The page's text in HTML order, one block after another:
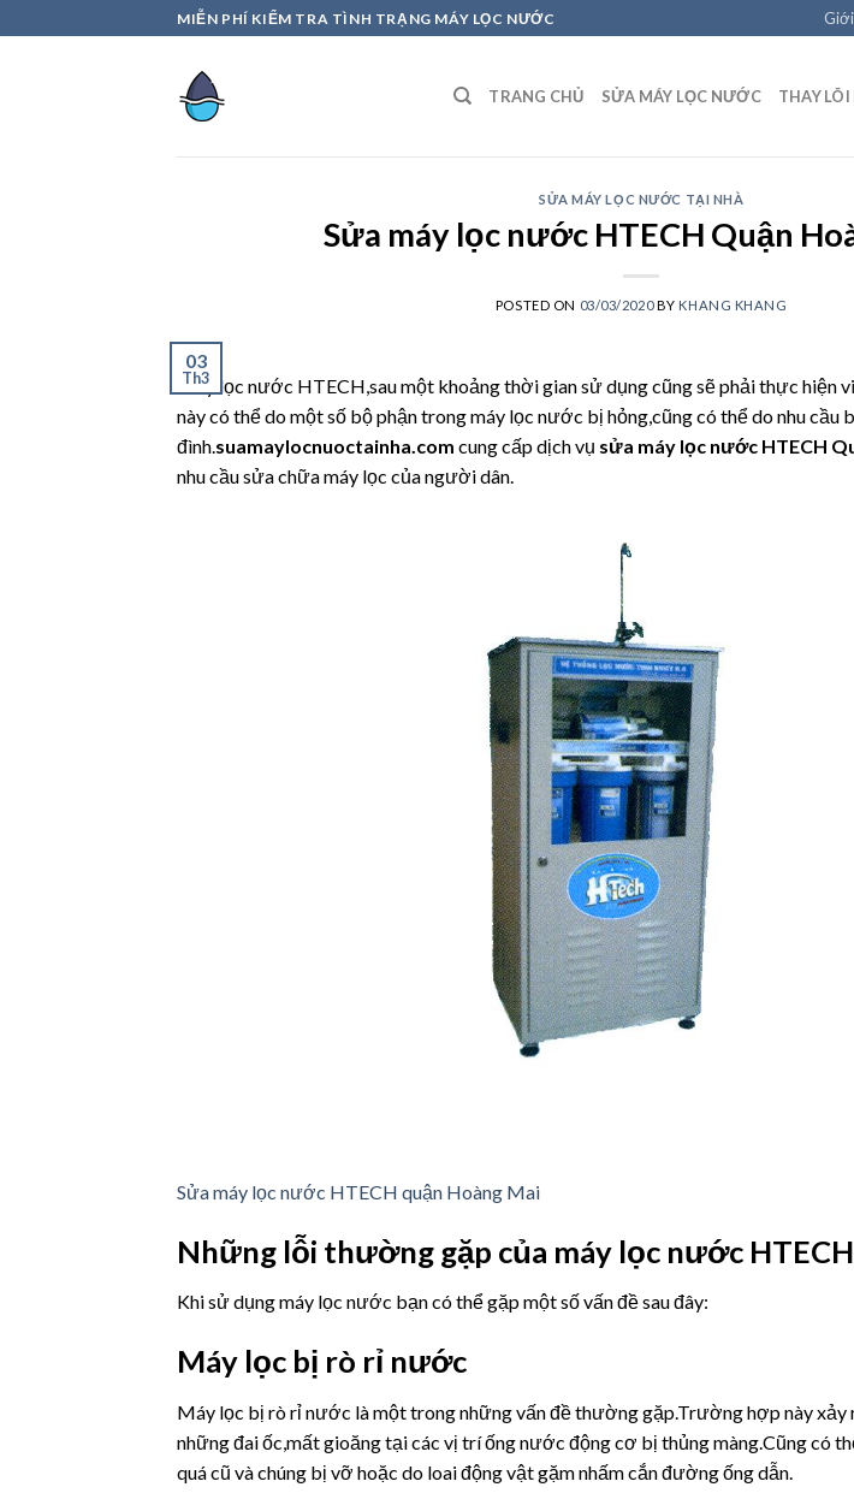
to
MIỄN PHÍ KIỂM TRA TÌNH TRẠNG MÁY LỌC NƯỚC
TRANG CHỦ SỬA MÁY LỌC NƯỚC THAY
SỬA MÁY LỌC NƯỚC TẠI NHÀ
Sửa máy lọc nước HTECH Quận
POSTED ON 03/03/2020BY KHANG KHANG
03
Th3
Máy lọc nước HTECH,sau một khoảng thời gian sử dụng cũng sẽ phải thực hiện
này có thể do một số bộ phận trong máy lọc nước bị hỏng,cũng có thể do nhu cầu
đình. suamaylocnuoctainha.com cung cấp dịch vụ sửa máy lọc nước HTECH
nhu cầu sửa chữa máy lọc của người dân.
Sửa máy lọc nước HTECH quận Hoàng Mai
Những lỗi thường gặp của máy lọc nước
Khi sử dụng máy lọc nước bạn có thể gặp một số vấn đề sau đây:
Máy lọc bị rò rỉ nước
Máy lọc bị rò rỉ nước là một trong những vấn đề thường gặp.Trường hợp này xảy
những đai ốc,mất gioăng tại các vị trí ống nước động cơ bị thủng màng.Cũng có
quá cũ và chúng bị vỡ hoặc do loai động vật gặm nhấm cắn đường ống dẫn.